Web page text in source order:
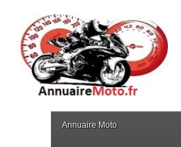
Annuaire Moto